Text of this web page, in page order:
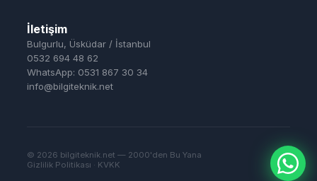
İletişim
Bulgurlu, Üsküdar / İstanbul
0532 694 48 62
WhatsApp: 0531 867 30 34
info@bilgiteknik.net
© 2026 bilgiteknik.net — 2000'den Bu Yana
Gizlilik Politikası · KVKK